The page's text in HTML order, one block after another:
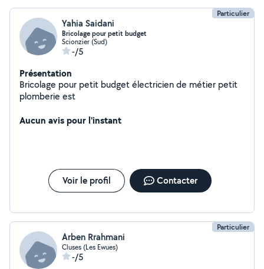
Particulier
Yahia Saidani
Bricolage pour petit budget
Scionzier (Sud)
-/5
Présentation
Bricolage pour petit budget électricien de métier petit
plomberie est
Aucun avis pour l'instant
Voir le profil Contacter
Particulier
Arben Rrahmani
Cluses (Les Ewues)
-/5